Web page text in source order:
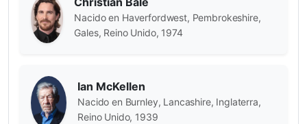
Nacido en Haverfordwest, Pembrokeshire,
Gales, Reino Unido, 1974
Ian McKellen
Nacido en Burnley, Lancashire, Inglaterra,
Reino Unido, 1939